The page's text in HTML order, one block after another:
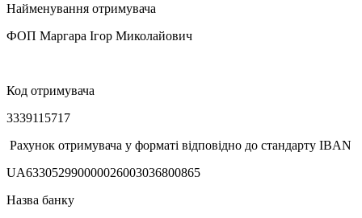
Найменування отримувача
ФОП Маргара Ігор Миколайович
Код отримувача
3339115717
Рахунок отримувача у форматі відповідно до стандарту IBAN
UA633052990000026003036800865
Назва банку